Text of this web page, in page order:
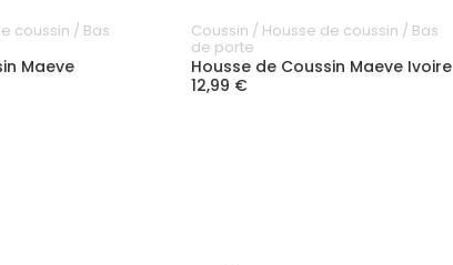
coussin / Bas
Maeve
Coussin / Housse de coussin / Bas
de porte
Housse de Coussin Maeve Ivoire
12,99 €